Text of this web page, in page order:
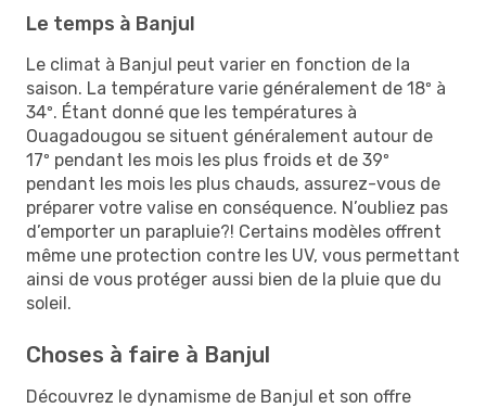
Le temps à Banjul
Le climat à Banjul peut varier en fonction de la
saison. La température varie généralement de 18º à
34º. Étant donné que les températures à
Ouagadougou se situent généralement autour de
17º pendant les mois les plus froids et de 39º
pendant les mois les plus chauds, assurez-vous de
préparer votre valise en conséquence. N’oubliez pas
d’emporter un parapluie?! Certains modèles offrent
même une protection contre les UV, vous permettant
ainsi de vous protéger aussi bien de la pluie que du
soleil.
Choses à faire à Banjul
Découvrez le dynamisme de Banjul et son offre